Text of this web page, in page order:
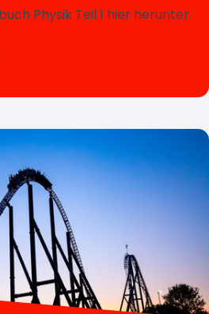
Physik Teil 1 hier herunter